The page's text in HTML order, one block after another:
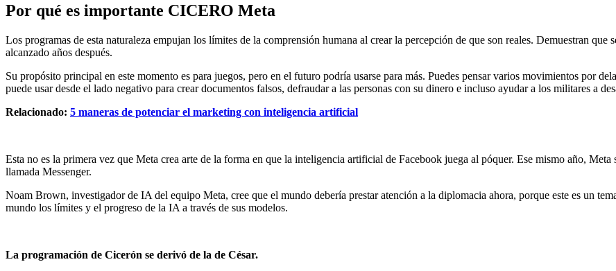
Por qué es importante CICERO Meta
Los programas de esta naturaleza empujan los límites de la comprensión humana al crear la percepción de que son reales. Demuestran que
alcanzado años después.
Su propósito principal en este momento es para juegos, pero en el futuro podría usarse para más. Puedes pensar varios movimientos por
puede usar desde el lado negativo para crear documentos falsos, defraudar a las personas con su dinero e incluso ayudar a los militares a
Relacionado: 5 maneras de potenciar el marketing con inteligencia artificial
Esta no es la primera vez que Meta crea arte de la forma en que la inteligencia artificial de Facebook juega al póquer. Ese mismo año,
llamada Messenger.
Noam Brown, investigador de IA del equipo Meta, cree que el mundo debería prestar atención a la diplomacia ahora, porque este es un
mundo los límites y el progreso de la IA a través de sus modelos.
La programación de Cicerón se derivó de la de César.